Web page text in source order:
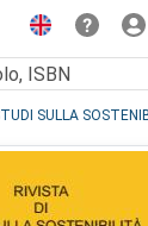
SULLA